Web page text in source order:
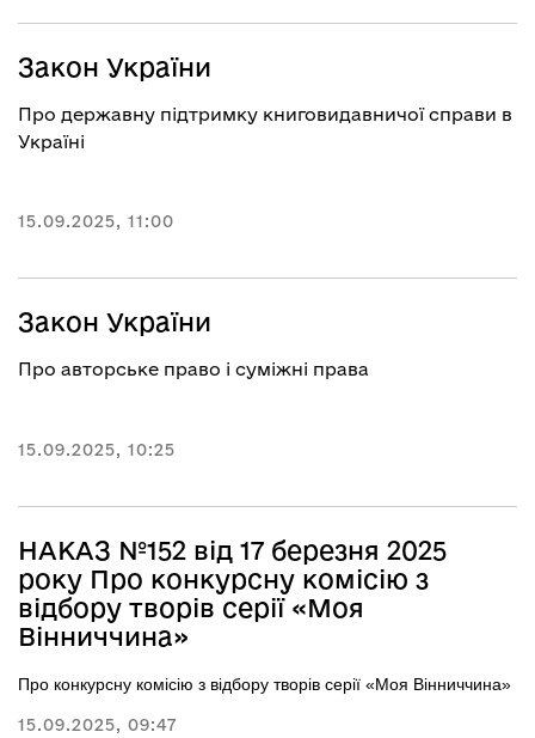
Закон України
Про державну підтримку книговидавничої справи в
Україні
15.09.2025, 11:00
Закон України
Про авторське право і суміжні права
15.09.2025, 10:25
НАКАЗ №152 від 17 березня 2025
року Про конкурсну комісію з
відбору творів серії «Моя
Вінниччина»
Про конкурсну комісію з відбору творів серії «Моя Вінниччина»
15.09.2025, 09:47